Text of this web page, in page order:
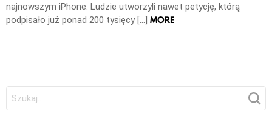
najnowszym iPhone. Ludzie utworzyli nawet petycję, którą
podpisało już ponad 200 tysięcy […] MORE
Szukaj: